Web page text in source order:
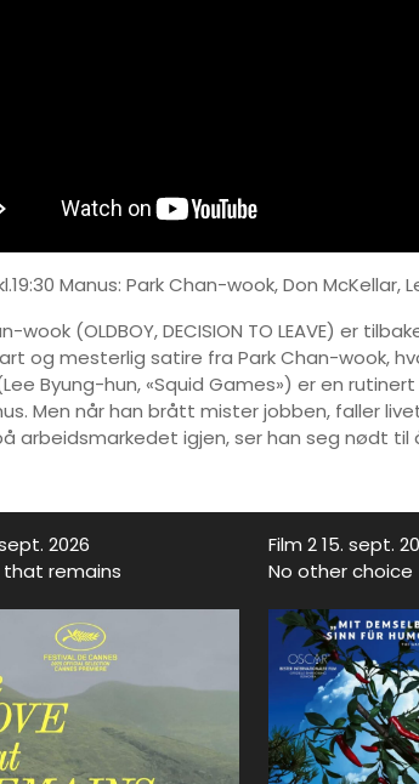
Manus: Park Chan-wook, Don
wook (OLDBOY, DECISION TO LEAVE) er
og mesterlig satire fra Park Chan-wook,
Byung-hun, «Squid Games») er en
Men når han brått mister jobben, faller
arbeidsmarkedet igjen, ser han seg nødt til
2026
that remains
Film 2 15. sept.
No other choice